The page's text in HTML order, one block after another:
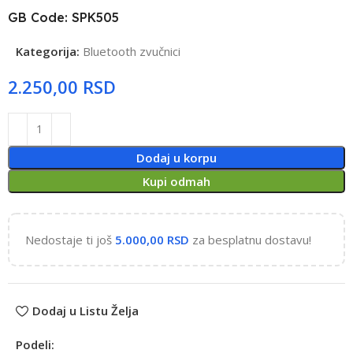
GB Code: SPK505
Kategorija: Bluetooth zvučnici
RSD
Dodaj u korpu
Kupi odmah
Nedostaje ti još 5.000,00 RSD za besplatnu dostavu!
Dodaj u Listu Želja
Podeli: